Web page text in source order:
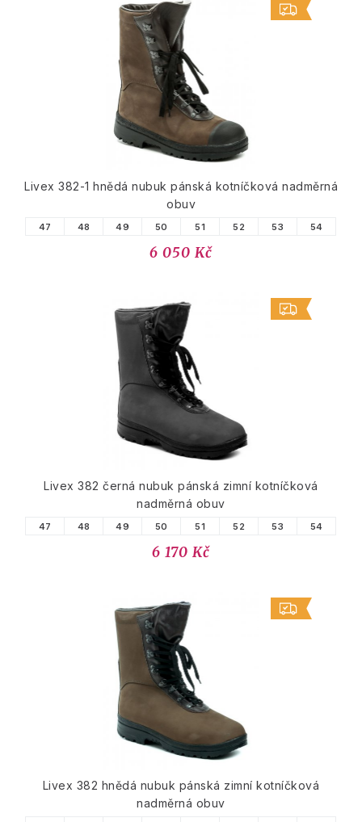
Livex 382-1 hnědá nubuk pánská kotníčková nadměrná
obuv
47 48 49 50 51 52 53 54
6 050 Kč
Livex 382 černá nubuk pánská zimní kotníčková
nadměrná obuv
47 48 49 50 51 52 53 54
6 170 Kč
Livex 382 hnědá nubuk pánská zimní kotníčková
nadměrná obuv